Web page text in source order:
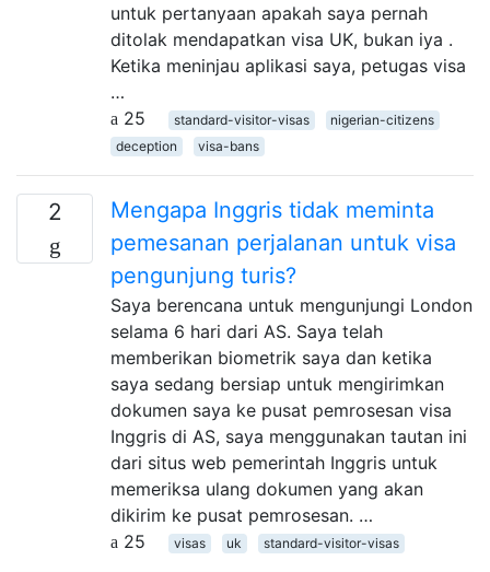
untuk pertanyaan apakah saya pernah
ditolak mendapatkan visa UK, bukan iya .
Ketika meninjau aplikasi saya, petugas visa
…
25
standard-visitor-visas
nigerian-citizens
deception
visa-bans
2
Mengapa Inggris tidak meminta
pemesanan perjalanan untuk visa
pengunjung turis?
Saya berencana untuk mengunjungi London
selama 6 hari dari AS. Saya telah
memberikan biometrik saya dan ketika
saya sedang bersiap untuk mengirimkan
dokumen saya ke pusat pemrosesan visa
Inggris di AS, saya menggunakan tautan ini
dari situs web pemerintah Inggris untuk
memeriksa ulang dokumen yang akan
dikirim ke pusat pemrosesan. …
25
visas uk standard-visitor-visas